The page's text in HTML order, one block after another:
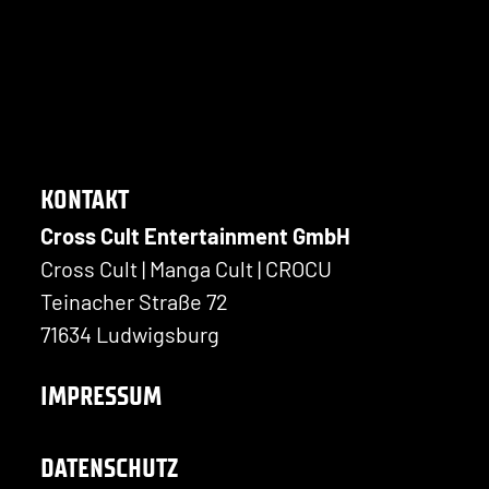
KONTAKT
Cross Cult Entertainment GmbH
Cross Cult | Manga Cult | CROCU
Teinacher Straße 72
71634 Ludwigsburg
IMPRESSUM
DATENSCHUTZ